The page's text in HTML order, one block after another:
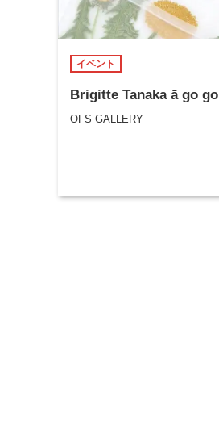
イベント
Brigitte Tanaka ā go go
OFS GALLERY